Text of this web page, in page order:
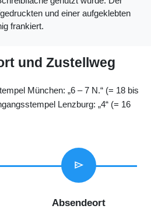
und einer aufgeklebten
frankiert.
und Zustellweg
München: „6 – 7 N.“ (= 18 bis
Lenzburg: „4“ (= 16
send
Absendeort